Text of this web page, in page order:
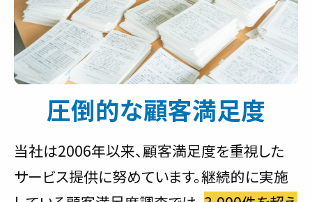
圧倒的な顧客満足度
当社は2006年以来、顧客満足度を重視した
サービス提供に努めています。継続的に実施